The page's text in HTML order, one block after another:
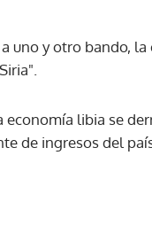
uno y otro bando,
libia se
de ingresos del